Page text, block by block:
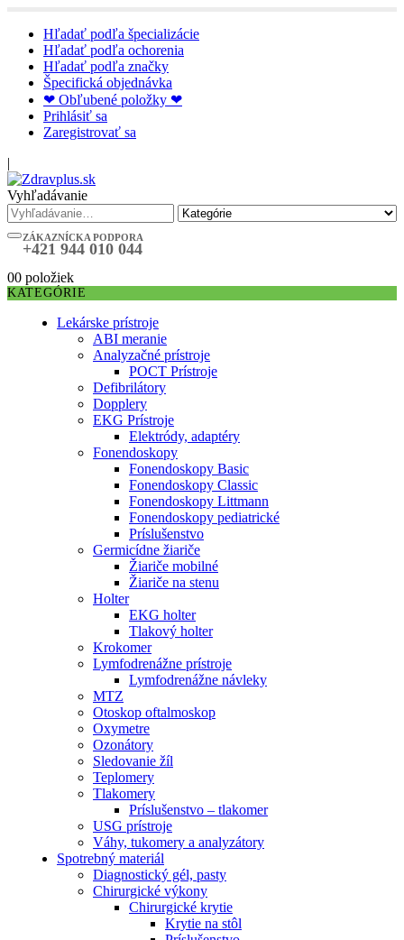
Hľadať podľa špecializácie
Hľadať podľa ochorenia
Hľadať podľa značky
Špecifická objednávka
❤ Obľubené položky ❤
Prihlásiť sa
Zaregistrovať sa
|
Vyhľadávanie
ZÁKAZNÍCKA PODPORA
+421 944 010 044
00 položiek
KATEGÓRIE
Lekárske prístroje
ABI meranie
Analyzačné prístroje
POCT Prístroje
Defibrilátory
Dopplery
EKG Prístroje
Elektródy, adaptéry
Fonendoskopy
Fonendoskopy Basic
Fonendoskopy Classic
Fonendoskopy Littmann
Fonendoskopy pediatrické
Príslušenstvo
Germicídne žiariče
Žiariče mobilné
Žiariče na stenu
Holter
EKG holter
Tlakový holter
Krokomer
Lymfodrenážne prístroje
Lymfodrenážne návleky
MTZ
Otoskop oftalmoskop
Oxymetre
Ozonátory
Sledovanie žíl
Teplomery
Tlakomery
Príslušenstvo – tlakomer
USG prístroje
Váhy, tukomery a analyzátory
Spotrebný materiál
Diagnostický gél, pasty
Chirurgické výkony
Chirurgické krytie
Krytie na stôl